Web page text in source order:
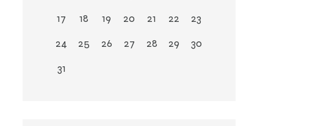
17
18 19 20 21 22
23
24
25 26 27 28 29
30
31